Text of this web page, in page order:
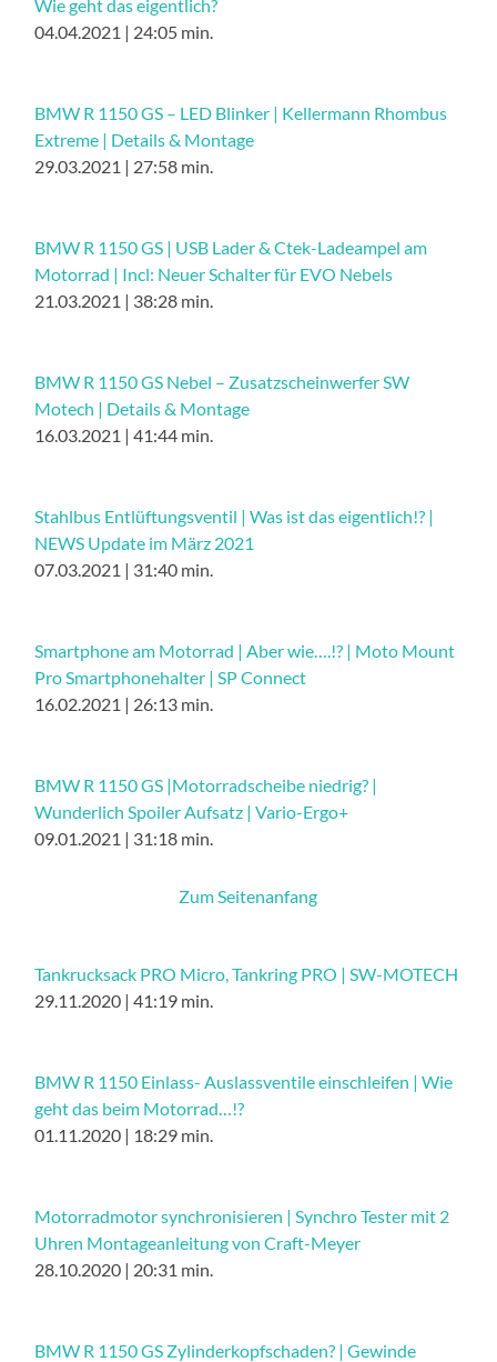
Wie geht das eigentlich?
04.04.2021 | 24:05 min.
BMW R 1150 GS – LED Blinker | Kellermann Rhombus
Extreme | Details & Montage
29.03.2021 | 27:58 min.
BMW R 1150 GS | USB Lader & Ctek-Ladeampel am
Motorrad | Incl: Neuer Schalter für EVO Nebels
21.03.2021 | 38:28 min.
BMW R 1150 GS Nebel – Zusatzscheinwerfer SW
Motech | Details & Montage
16.03.2021 | 41:44 min.
Stahlbus Entlüftungsventil | Was ist das eigentlich!? |
NEWS Update im März 2021
07.03.2021 | 31:40 min.
Smartphone am Motorrad | Aber wie….!? | Moto Mount
Pro Smartphonehalter | SP Connect
16.02.2021 | 26:13 min.
BMW R 1150 GS |Motorradscheibe niedrig? |
Wunderlich Spoiler Aufsatz | Vario-Ergo+
09.01.2021 | 31:18 min.
Zum Seitenanfang
Tankrucksack PRO Micro, Tankring PRO | SW-MOTECH
29.11.2020 | 41:19 min.
BMW R 1150 Einlass- Auslassventile einschleifen | Wie
geht das beim Motorrad…!?
01.11.2020 | 18:29 min.
Motorradmotor synchronisieren | Synchro Tester mit 2
Uhren Montageanleitung von Craft-Meyer
28.10.2020 | 20:31 min.
BMW R 1150 GS Zylinderkopfschaden? | Gewinde